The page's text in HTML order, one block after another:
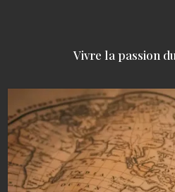
Vivre la passion